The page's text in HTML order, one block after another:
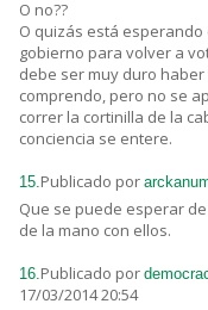
O no??
O quizás está esperando
gobierno para volver a
debe ser muy duro
comprendo, pero no se
correr la cortinilla de la
conciencia se entere.
15.Publicado por
Que se puede esperar
de la mano con ellos.
16.Publicado por
17/03/2014 20:54